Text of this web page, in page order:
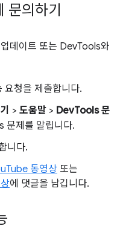
문의하기
데이트 또는 DevTools와
요청을 제출합니다.
> 도움말 > DevTools 문
문제를 알립니다.
니다.
동영상 또는
에 댓글을 남깁니다.